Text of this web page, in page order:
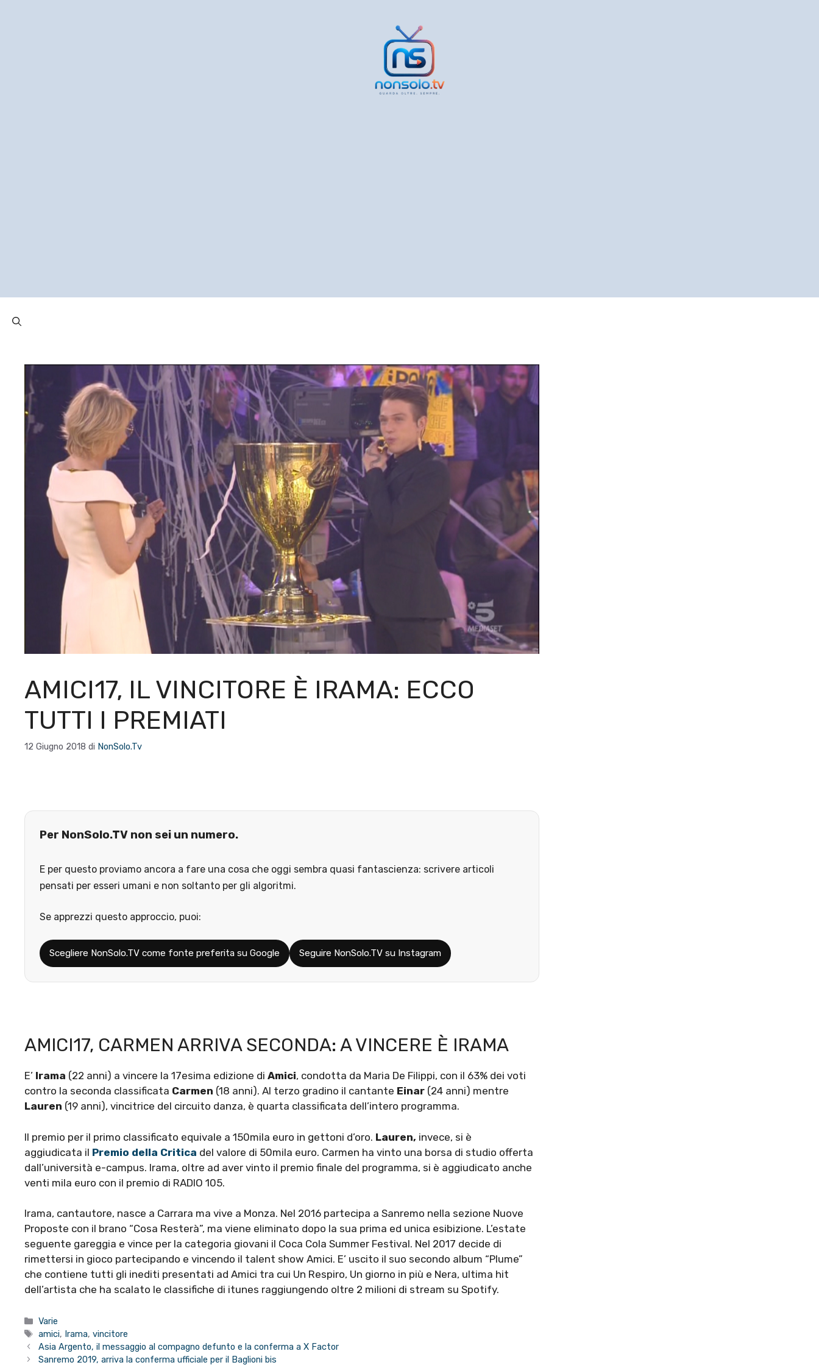
AMICI17, IL VINCITORE È IRAMA: ECCO
TUTTI I PREMIATI
12 Giugno 2018 di NonSolo.Tv
Per NonSolo.TV non sei un numero.
E per questo proviamo ancora a fare una cosa che oggi sembra quasi fantascienza: scrivere articoli
pensati per esseri umani e non soltanto per gli algoritmi.
Se apprezzi questo approccio, puoi:
Scegliere NonSolo.TV come fonte preferita su Google Seguire NonSolo.TV su Instagram
AMICI17, CARMEN ARRIVA SECONDA: A VINCERE È IRAMA
E’ Irama (22 anni) a vincere la 17esima edizione di Amici, condotta da Maria De Filippi, con il 63% dei voti
contro la seconda classificata Carmen (18 anni). Al terzo gradino il cantante Einar (24 anni) mentre
Lauren (19 anni), vincitrice del circuito danza, è quarta classificata dell’intero programma.
Il premio per il primo classificato equivale a 150mila euro in gettoni d’oro. Lauren, invece, si è
aggiudicata il Premio della Critica del valore di 50mila euro. Carmen ha vinto una borsa di studio offerta
dall’università e-campus. Irama, oltre ad aver vinto il premio finale del programma, si è aggiudicato anche
venti mila euro con il premio di RADIO 105.
Irama, cantautore, nasce a Carrara ma vive a Monza. Nel 2016 partecipa a Sanremo nella sezione Nuove
Proposte con il brano “Cosa Resterà”, ma viene eliminato dopo la sua prima ed unica esibizione. L’estate
seguente gareggia e vince per la categoria giovani il Coca Cola Summer Festival. Nel 2017 decide di
rimettersi in gioco partecipando e vincendo il talent show Amici. E’ uscito il suo secondo album “Plume”
che contiene tutti gli inediti presentati ad Amici tra cui Un Respiro, Un giorno in più e Nera, ultima hit
dell’artista che ha scalato le classifiche di itunes raggiungendo oltre 2 milioni di stream su Spotify.
Categorie
Varie
Tag
amici, Irama,vincitore
Asia Argento, il messaggio al compagno defunto e la conferma a X Factor
Sanremo 2019, arriva la conferma ufficiale per il Baglioni bis